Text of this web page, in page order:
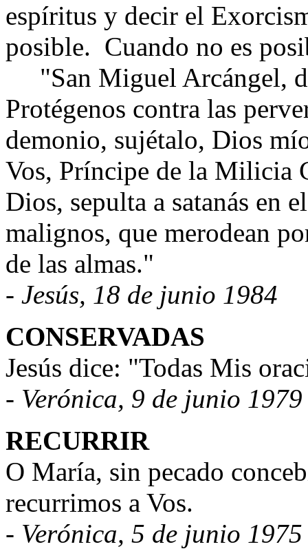
espíritus y decir el
posible. Cuando no es
"San Miguel Arcángel,
Protégenos contra las
demonio, sujétalo, Dios
Vos, Príncipe de la Milicia
Dios, sepulta a satanás en
malignos, que merodean
de las almas."
- Jesús, 18 de junio 1984
CONSERVADAS
Jesús dice: "Todas Mis
- Verónica, 9 de junio 1979
RECURRIR
O María, sin pecado
recurrimos a Vos.
- Verónica, 5 de junio 1975